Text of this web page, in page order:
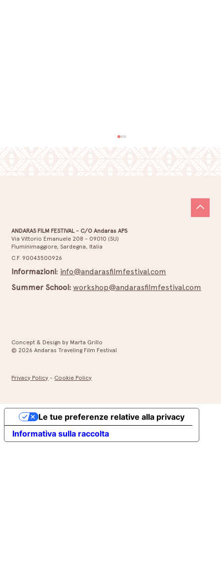
Mercoledì 01 Luglio 2026 – Cinema e musica
a Buggerru
ANDARAS FILM FESTIVAL - C/O Andaras APS
Via Vittorio Emanuele 208 - 09010 (SU)
Fluminimaggiore, Sardegna, Italia
C.F. 90043500926
Informazioni: info@andarasfilmfestival.com
Summer School: workshop@andarasfilmfestival.com
Concept & Design by Marta Grillo
© 2026 Andaras Traveling Film Festival
Privacy Policy - Cookie Policy
Informativa sulla raccolta
Le tue preferenze relative alla privacy